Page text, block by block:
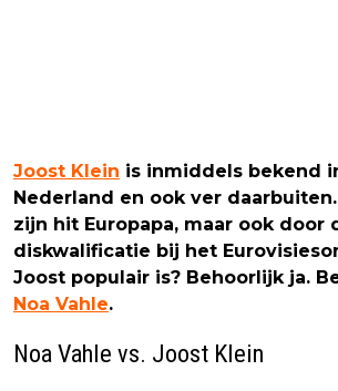
Joost Klein is inmiddels bekend
Nederland en ook ver
zijn hit Europapa, maar ook door
diskwalificatie bij het
Joost populair is? Behoorlijk ja.
Noa Vahle.
Noa Vahle vs. Joost Klein